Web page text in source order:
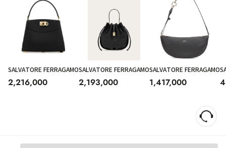
SALVATORE FERRAGAMO
2,216,000
SALVATORE FERRAGAMO
2,193,000
SALVATORE FERRAGAMO
1,417,000